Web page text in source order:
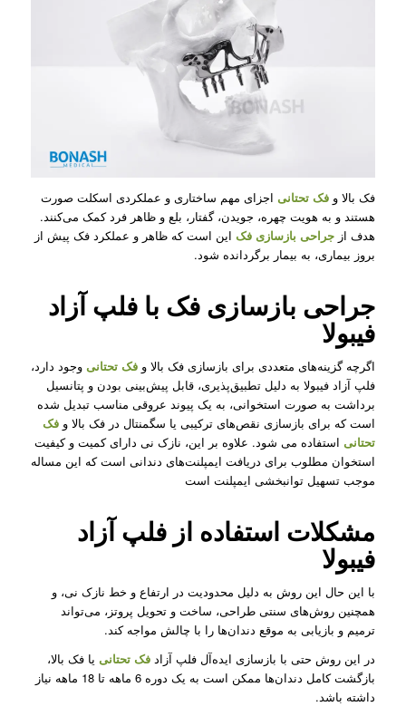
فک بالا و فک تحتانیاجزای مهم ساختاری و عملکردی اسکلت صورت
هستند و به هویت چهره، جویدن، گفتار، بلع و ظاهر فرد کمک می‌کنند.
هدف از جراحی بازسازی فک این است که ظاهر و عملکرد فک پیش از
بروز بیماری، به بیمار برگردانده شود.
جراحی بازسازی فک با فلپ آزاد
فیبولا
اگرچه گزینه‌های متعددی برای بازسازی فک بالا و فک تحتانیوجود دارد،
فلپ آزاد فیبولا به دلیل تطبیق‌پذیری، قابل پیش‌بینی بودن و پتانسیل
برداشت به صورت استخوانی، به یک پیوند عروقی مناسب تبدیل شده
است که برای بازسازی نقص‌های ترکیبی یا سگمنتال در فک بالا و فک
تحتانیاستفاده می شود. علاوه بر این، نازک نی دارای کمیت و کیفیت
استخوان مطلوب برای دریافت ایمپلنت‌های دندانی است که این مساله
موجب تسهیل توانبخشی ایمپلنت است
مشکلات استفاده از فلپ آزاد
فیبولا
با این حال این روش به دلیل محدودیت در ارتفاع و خط نازک نی، و
همچنین روش‌های سنتی طراحی، ساخت و تحویل پروتز، می‌تواند
ترمیم و بازیابی به موقع دندان‌ها را با چالش مواجه کند.
در این روش حتی با بازسازی ایده‌آل فلپ آزاد فک تحتانییا فک بالا،
بازگشت کامل دندان‌ها ممکن است به یک دوره 6 ماهه تا 18 ماهه نیاز
داشته باشد.